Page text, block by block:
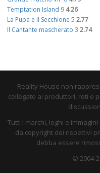
Temptation Island 9 4.26
La Pupa e il Secchione 5 2.77
Il Cantante mascherato 3 2.74
Reality House non
collegato ai produttori, reti e
Tutti i marchi, loghi e
da copyright dei rispettivi
debba essere
© 2004-